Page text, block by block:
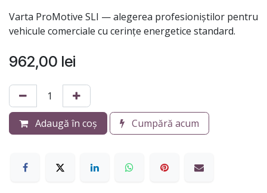
Varta ProMotive SLI — alegerea profesioniștilor pentru
vehicule comerciale cu cerințe energetice standard.
962,00 lei
Adaugă în coș Cumpără acum